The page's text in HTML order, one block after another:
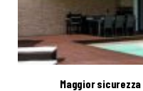
Maggior